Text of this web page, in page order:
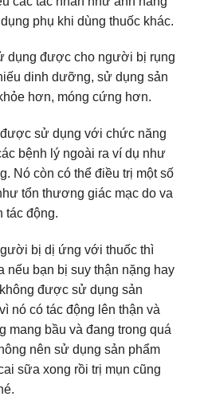
phụ khi dùng thuốc khác.
dụng được cho người bị rụng
dinh dưỡng, sử dụng sản
hơn, móng cứng hơn.
sử dụng với chức năng
bệnh lý ngoài ra ví dụ như
Nó còn có thể điều trị một số
tổn thương giác mạc do va
tác động.
bị dị ứng với thuốc thì
nếu bạn bị suy thận nặng hay
được sử dụng sản
nó có tác động lên thận và
mang bầu và đang trong quá
nên sử dụng sản phẩm
sữa xong rồi trị mụn cũng